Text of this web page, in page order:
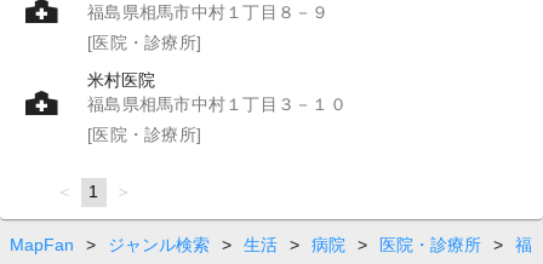
福島県相馬市中村１丁目８－９
[医院・診療所]
米村医院
福島県相馬市中村１丁目３－１０
[医院・診療所]
page
You're
on
page
1 page
MapFan > ジャンル検索 > 生活 > 病院 > 医院・診療所 >
福